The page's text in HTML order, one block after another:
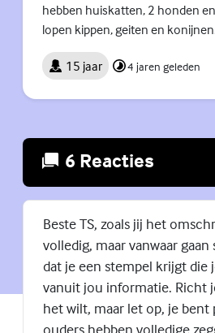
hebben huiskatten, 2 honden
lopen kippen, geiten en
15 jaar 4 jaren geleden
6 Reacties
Beste TS, zoals jij het
volledig, maar vanwaar
dat je een stempel krijgt die
vanuit jou informatie. Richt
het wilt, maar let op, je bent